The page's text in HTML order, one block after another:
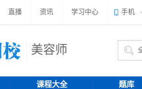
直播 资讯 学习中心 手机
美容师
课程大全 题库